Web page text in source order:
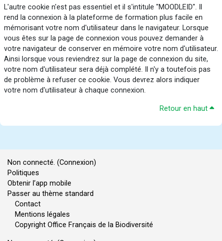
L'autre cookie n'est pas essentiel et il s'intitule "MOODLEID". Il
rend la connexion à la plateforme de formation plus facile en
mémorisant votre nom d'utilisateur dans le navigateur. Lorsque
vous êtes sur la page de connexion vous pouvez demander à
votre navigateur de conserver en mémoire votre nom d'utilisateur.
Ainsi lorsque vous reviendrez sur la page de connexion du site,
votre nom d'utilisateur sera déjà complété. Il n'y a toutefois pas
de problème à refuser ce cookie. Vous devrez alors indiquer
votre nom d'utilisateur à chaque connexion.
Retour en haut
Non connecté. (Connexion)
Politiques
Obtenir l’app mobile
Passer au thème standard
Contact
Mentions légales
Copyright Office Français de la Biodiversité